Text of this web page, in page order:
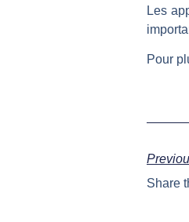
Les
Pour
Share